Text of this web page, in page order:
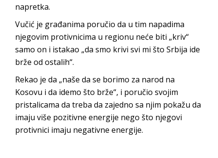
napretka.
Vučić je građanima poručio da u tim napadima
njegovim protivnicima u regionu neće biti „kriv“
samo on i istakao „da smo krivi svi mi što Srbija ide
brže od ostalih“.
Rekao je da „naše da se borimo za narod na
Kosovu i da idemo što brže“, i poručio svojim
pristalicama da treba da zajedno sa njim pokažu da
imaju više pozitivne energije nego što njegovi
protivnici imaju negativne energije.